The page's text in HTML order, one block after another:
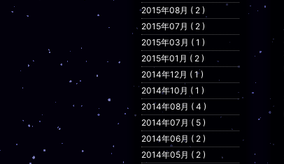
2015年08月 ( 2 )
2015年07月 ( 2 )
2015年03月 ( 1 )
2015年01月 ( 2 )
2014年12月 ( 1 )
2014年10月 ( 1 )
2014年08月 ( 4 )
2014年07月 ( 5 )
2014年06月 ( 2 )
2014年05月 ( 2 )